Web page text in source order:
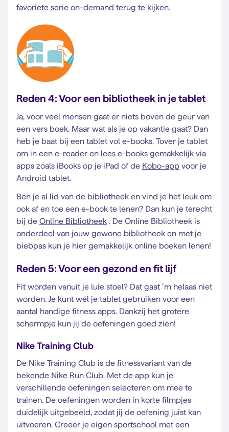
favoriete serie on-demand terug te kijken.
Reden 4: Voor een bibliotheek in je tablet
Ja, voor veel mensen gaat er niets boven de geur van
een vers boek. Maar wat als je op vakantie gaat? Dan
heb je baat bij een tablet vol e-books. Tover je tablet
om in een e-reader en lees e-books gemakkelijk via
apps zoals iBooks op je iPad of de Kobo-app voor je
Android tablet.
Ben je al lid van de bibliotheek en vind je het leuk om
ook af en toe een e-book te lenen? Dan kun je terecht
bij de Online Bibliotheek . De Online Bibliotheek is
onderdeel van jouw gewone bibliotheek en met je
biebpas kun je hier gemakkelijk online boeken lenen!
Reden 5: Voor een gezond en fit lijf
Fit worden vanuit je luie stoel? Dat gaat ‘m helaas niet
worden. Je kunt wél je tablet gebruiken voor een
aantal handige fitness apps. Dankzij het grotere
schermpje kun jij de oefeningen goed zien!
Nike Training Club
De Nike Training Club is de fitnessvariant van de
bekende Nike Run Club. Met de app kun je
verschillende oefeningen selecteren om mee te
trainen. De oefeningen worden in korte filmpjes
duidelijk uitgebeeld, zodat jij de oefening juist kan
uitvoeren. Creëer je eigen sportschool met een